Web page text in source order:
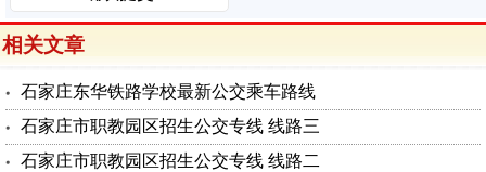
相关文章
石家庄东华铁路学校最新公交乘车路线
石家庄市职教园区招生公交专线 线路三
石家庄市职教园区招生公交专线 线路二